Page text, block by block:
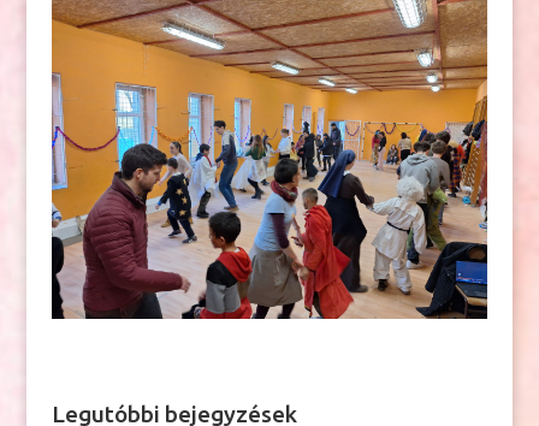
Legutóbbi bejegyzések